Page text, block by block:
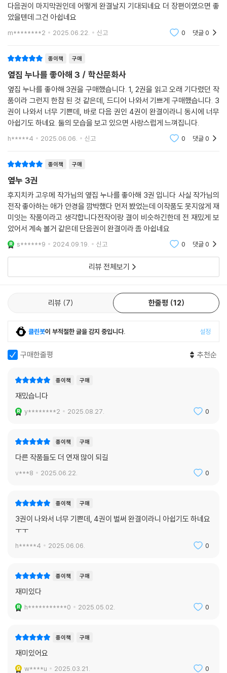
다음권이 마지막권인데 어떻게 완결날지 기대되네요 더 장편이였으면 좋
았을텐데 그건 아쉽네요
m********2 2025.06.22. 신고 0 댓글0
종이책 구매
옆집 누나를 좋아해 3 / 학산문화사
옆집 누나를 좋아해 3권을 구매했습니다. 1, 2권을 읽고 오래 기다렸던 작
품이라 그런지 한참 된 것 같은데, 드디어 나와서 기쁘게 구매했습니다. 3
권이 나와서 너무 기쁜데, 바로 다음 권인 4권이 완결이라니 동시에 너무
아쉽기도 하네요. 둘의 모습을 보고 있으면 사랑스럽게 느껴집니다.
h*****4 2025.06.06. 신고 0 댓글0
종이책 구매
옆누 3권
후지치카 고우메 작가님의 옆집 누나를 좋아해 3권 입니다 사실 작가님의
전작 좋아하는 애가 안경을 깜박했다 먼저 봤었는데 이작품도 못지않게 재
미잇는 작품이라고 생각합니다전작이랑 결이 비슷하긴한데 전 재밌게 보
았어서 계속 볼거 같은데 단음권이 완결이라 좀 아쉽네요
s******9 2024.09.19. 신고 0 댓글0
리뷰 전체보기
리뷰 7 한줄평 12
클린봇이 부적절한 글을 감지 중입니다. 설정
구매한줄평 추천순
종이책 구매
재밌습니다
y********2 2025.08.27. 0
종이책 구매
다른 작품들도 더 연재 많이 되길
v***8 2025.06.22. 0
종이책 구매
3권이 나와서 너무 기쁜데, 4권이 벌써 완결이라니 아쉽기도 하네요
ㅜㅜ
h*****4 2025.06.06. 0
종이책 구매
재미있다
h***********0 2025.05.02. 0
종이책 구매
재미있어요
w****u 2025.03.21. 0